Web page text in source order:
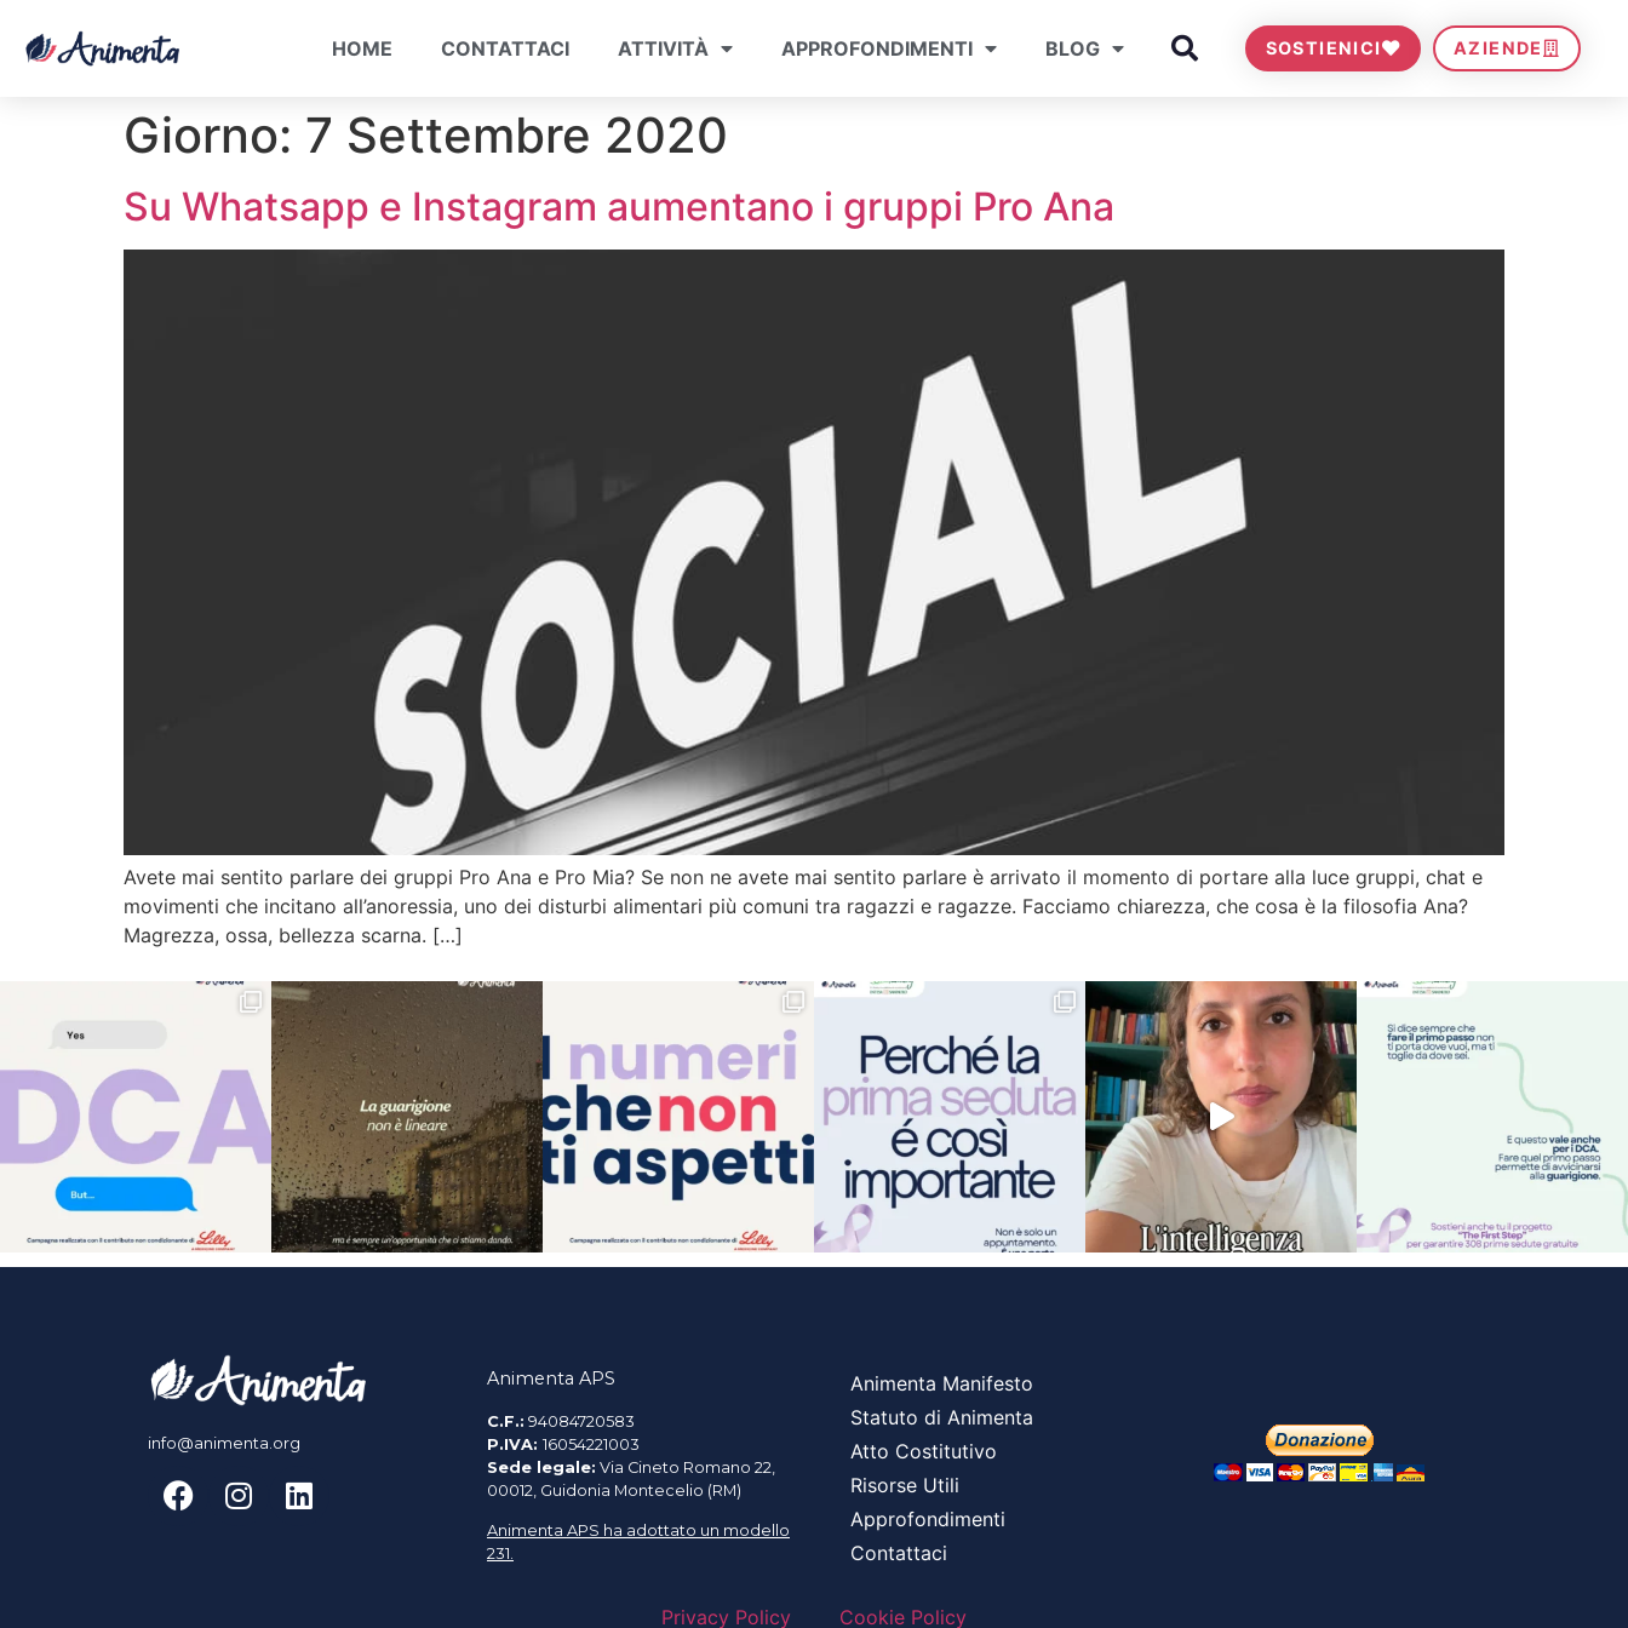
HOME CONTATTACI ATTIVITÀ APPROFONDIMENTI BLOG SOSTIENICI AZIENDE
Giorno: 7 Settembre 2020
Su Whatsapp e Instagram aumentano i gruppi Pro Ana
Avete mai sentito parlare dei gruppi Pro Ana e Pro Mia? Se non ne avete mai sentito parlare è arrivato il momento di portare alla luce gruppi, chat e
movimenti che incitano all’anoressia, uno dei disturbi alimentari più comuni tra ragazzi e ragazze. Facciamo chiarezza, che cosa è la filosofia Ana?
Magrezza, ossa, bellezza scarna. […]
info@animenta.org
Animenta APS
C.F.: 94084720583
P.IVA: 16054221003
Sede legale: Via Cineto Romano 22,
00012, Guidonia Montecelio (RM)
Animenta APS ha adottato un modello
231.
Animenta Manifesto
Statuto di Animenta
Atto Costitutivo
Risorse Utili
Approfondimenti
Contattaci
Privacy Policy Cookie Policy